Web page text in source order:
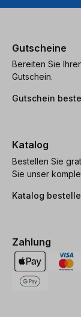
Gutscheine
Bereiten Sie
Gutschein.
Gutschein
Katalog
Bestellen Sie
Sie unser
Katalog
Zahlung